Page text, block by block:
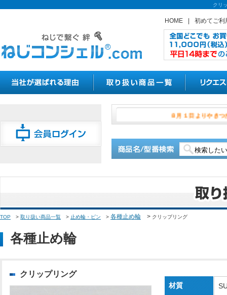
クリ
HOME 初めてご利
８月１日
TOP > 取り扱い商品一覧 > 止め輪・ピン > 各種止め輪 > クリップリング
各種止め輪
クリップリング
材質